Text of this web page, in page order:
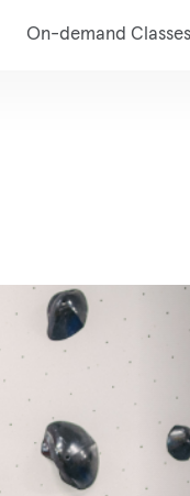
On-demand Classes